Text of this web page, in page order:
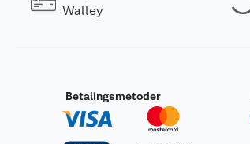
Walley
Betalingsmetoder